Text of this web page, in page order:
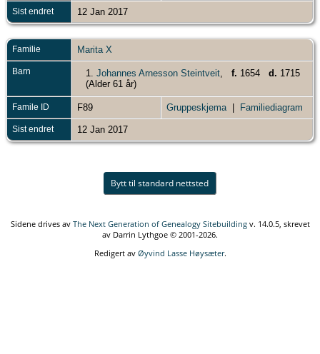
Sist endret 12 Jan 2017
Familie Marita X
Barn 1. Johannes Arnesson Steintveit f. 1654 d. 1715
(Alder 61 år)
Famile ID F89 Gruppeskjema Familiediagram
Sist endret 12 Jan 2017
Bytt til standard nettsted
Sidene drives av The Next Generation of Genealogy Sitebuildingv. 14.0.5, skrevet
av Darrin Lythgoe © 2001-2026.
Redigert av Øyvind Lasse Høysæter.